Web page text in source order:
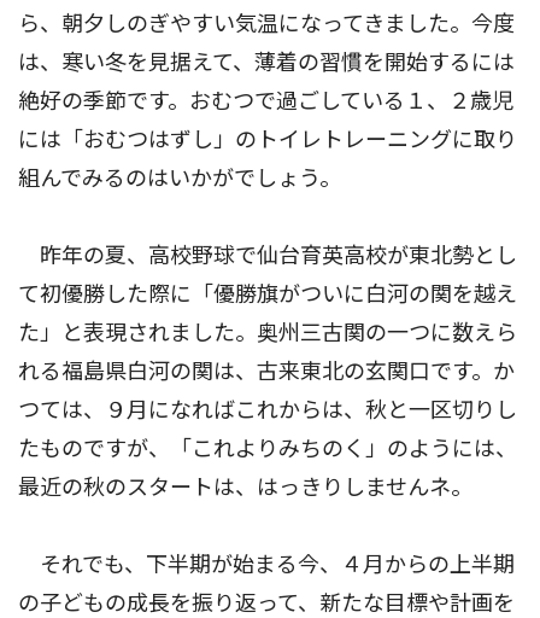
ら、朝夕しのぎやすい気温になってきました。今度
は、寒い冬を見据えて、薄着の習慣を開始するには
絶好の季節です。おむつで過ごしている１、２歳児
には「おむつはずし」のトイレトレーニングに取り
組んでみるのはいかがでしょう。
昨年の夏、高校野球で仙台育英高校が東北勢とし
て初優勝した際に「優勝旗がついに白河の関を越え
た」と表現されました。奥州三古関の一つに数えら
れる福島県白河の関は、古来東北の玄関口です。か
つては、９月になればこれからは、秋と一区切りし
たものですが、「これよりみちのく」のようには、
最近の秋のスタートは、はっきりしませんネ。
それでも、下半期が始まる今、４月からの上半期
の子どもの成長を振り返って、新たな目標や計画を